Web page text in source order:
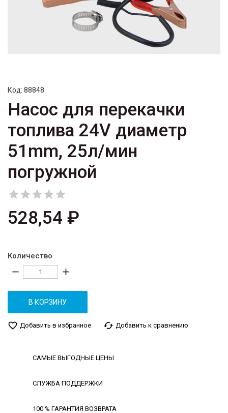
Код: 88848
Насос для перекачки
топлива 24V диаметр
51mm, 25л/мин
погружной

528,54 ₽
Количество
remove add
В КОРЗИНУ
favorite_border Добавить в избранное cached Добавить к сравнению
САМЫЕ ВЫГОДНЫЕ ЦЕНЫ
СЛУЖБА ПОДДЕРЖКИ
100 % ГАРАНТИЯ ВОЗВРАТА